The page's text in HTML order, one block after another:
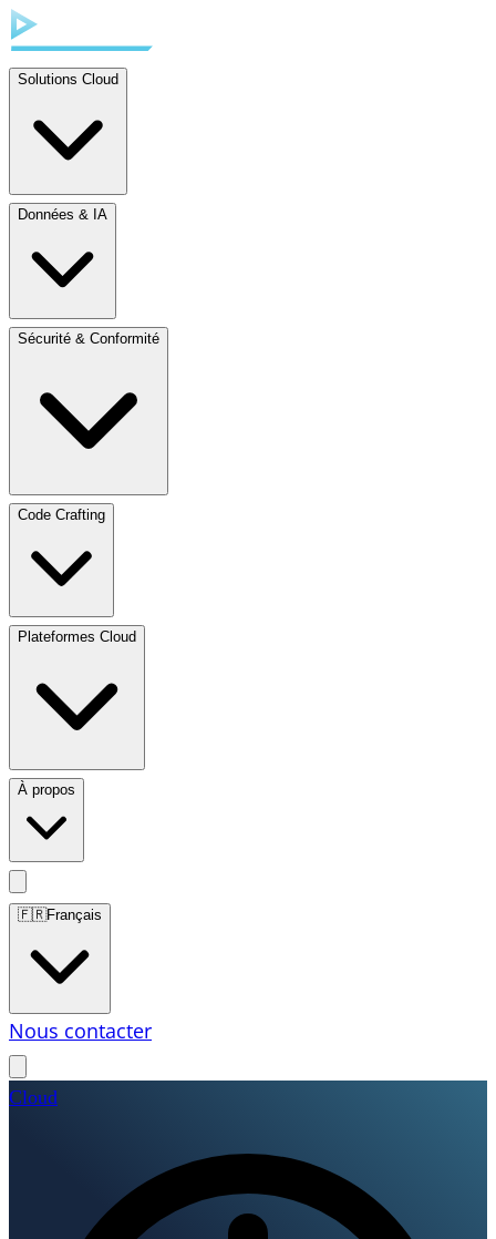
Solutions Cloud
Données & IA
Sécurité & Conformité
Code Crafting
Plateformes Cloud
À propos
🇫🇷Français
Nous contacter
Cloud